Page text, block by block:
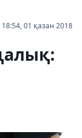
18:54, 01 қазан 2018